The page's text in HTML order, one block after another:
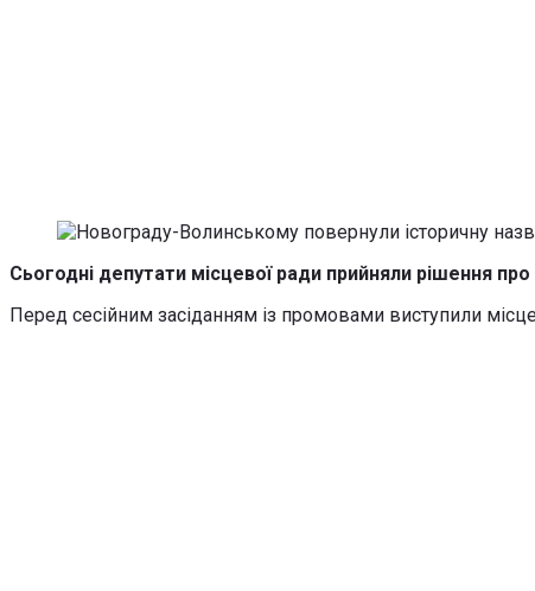
Сьогодні депутати місцевої ради прийняли рішення про
Перед сесійним засіданням із промовами виступили